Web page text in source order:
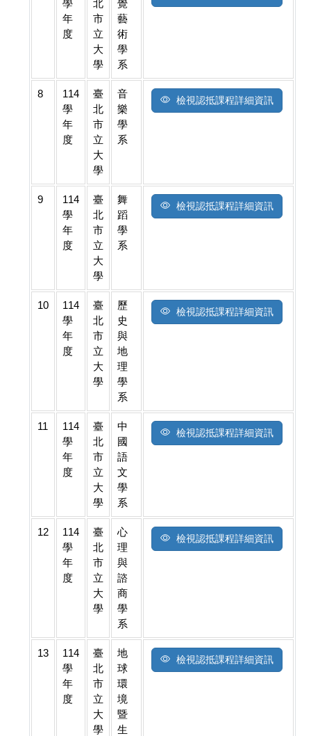
學
年
度
北
市
立
大
學
覺
藝
術
學
系
8
114
學
年
度
臺
北
市
立
大
學
音
樂
學
系
檢視認抵課程詳細資訊
9
114
學
年
度
臺
北
市
立
大
學
舞
蹈
學
系
檢視認抵課程詳細資訊
10
114
學
年
度
臺
北
市
立
大
學
歷
史
與
地
理
學
系
檢視認抵課程詳細資訊
11
114
學
年
度
臺
北
市
立
大
學
中
國
語
文
學
系
檢視認抵課程詳細資訊
12
114
學
年
度
臺
北
市
立
大
學
心
理
與
諮
商
學
系
檢視認抵課程詳細資訊
13
114
學
年
度
臺
北
市
立
大
學
地
球
環
境
暨
生
檢視認抵課程詳細資訊